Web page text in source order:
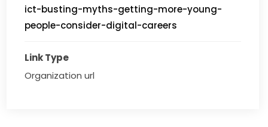
ict-busting-myths-getting-more-young-
people-consider-digital-careers
Link Type
Organization url